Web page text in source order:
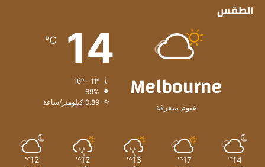
الطقس
Melbourne
غيوم متفرقة
14
℃
69%
0.89 كيلومتر/ساعة
14
℃
17
℃
13
℃
12
℃
12
℃